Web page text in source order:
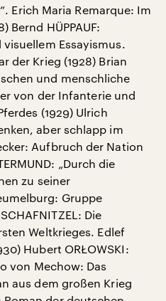
Erich Maria Remarque: Im
Bernd HÜPPAUF:
Essayismus.
der Krieg (1928) Brian
und menschliche
von der Infanterie und
(1929) Ulrich
aber schlapp im
Aufbruch der Nation
„Durch die
zu seiner
Gruppe
Die
Weltkrieges. Edlef
Hubert ORŁOWSKI:
von Mechow: Das
aus dem großen Krieg